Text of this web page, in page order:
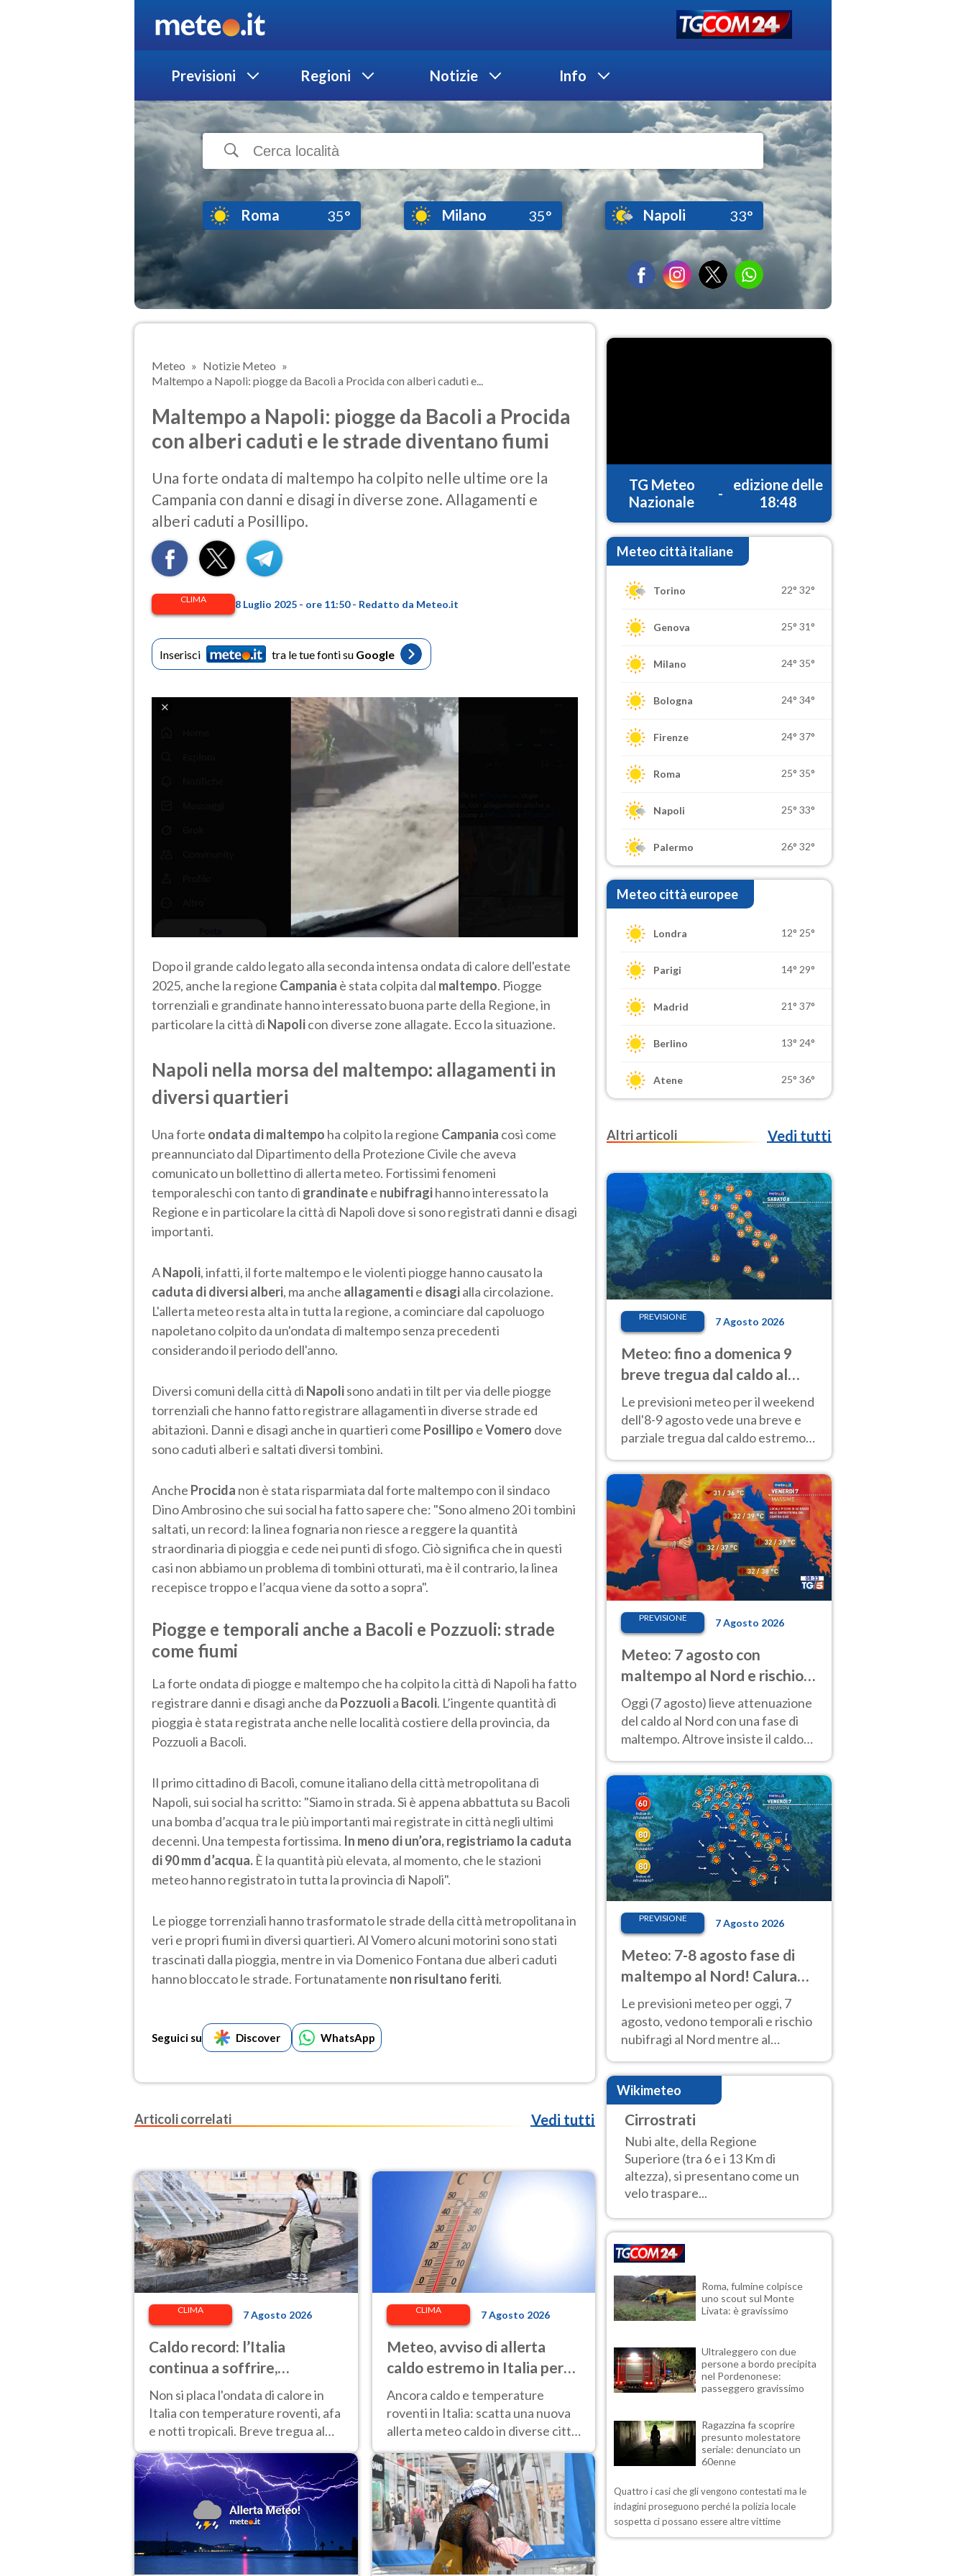
Previsioni Regioni Notizie Info
Roma 35° Milano 35° Napoli 33°
Meteo
Notizie Meteo
Maltempo a Napoli: piogge da Bacoli a Procida con alberi caduti e...
Maltempo a Napoli: piogge da Bacoli a Procida
con alberi caduti e le strade diventano fiumi
Una forte ondata di maltempo ha colpito nelle ultime ore la
Campania con danni e disagi in diverse zone. Allagamenti e
alberi caduti a Posillipo.
CLIMA 8 Luglio 2025 - ore 11:50 - Redatto da Meteo.it
Inserisci tra le tue fonti su Google
Dopo il grande caldo legato alla seconda intensa ondata di calore dell'estate
2025, anche la regione Campania è stata colpita dal maltempo. Piogge
torrenziali e grandinate hanno interessato buona parte della Regione, in
particolare la città di Napolicon diverse zone allagate. Ecco la situazione.
Napoli nella morsa del maltempo: allagamenti in
diversi quartieri
Una forte ondata di maltempo ha colpito la regione Campania così come
preannunciato dal Dipartimento della Protezione Civile che aveva
comunicato un bollettino di allerta meteo. Fortissimi fenomeni
temporaleschi con tanto di grandinatee nubifragihanno interessato la
Regione e in particolare la città di Napoli dove si sono registrati danni e disagi
importanti.
ANapoli, infatti, il forte maltempo e le violenti piogge hanno causato la
caduta di diversi alberi, ma anche allagamentie disagialla circolazione.
L'allerta meteo resta alta in tutta la regione, a cominciare dal capoluogo
napoletano colpito da un'ondata di maltempo senza precedenti
considerando il periodo dell'anno.
Diversi comuni della città di Napolisono andati in tilt per via delle piogge
torrenziali che hanno fatto registrare allagamenti in diverse strade ed
abitazioni. Danni e disagi anche in quartieri come Posillipo eVomero dove
sono caduti alberi e saltati diversi tombini.
Anche Procida non è stata risparmiata dal forte maltempo con il sindaco
Dino Ambrosino che sui social ha fatto sapere che: "Sono almeno 20 i tombini
saltati, un record: la linea fognaria non riesce a reggere la quantità
straordinaria di pioggia e cede nei punti di sfogo. Ciò significa che in questi
casi non abbiamo un problema di tombini otturati, ma è il contrario, la linea
recepisce troppo e l’acqua viene da sotto a sopra".
Piogge e temporali anche a Bacoli e Pozzuoli: strade
come fiumi
La forte ondata di piogge e maltempo che ha colpito la città di Napoli ha fatto
registrare danni e disagi anche da Pozzuolia Bacoli. L’ingente quantità di
pioggia è stata registrata anche nelle località costiere della provincia, da
Pozzuoli a Bacoli.
Il primo cittadino di Bacoli, comune italiano della città metropolitana di
Napoli, sui social ha scritto: "Siamo in strada. Si è appena abbattuta su Bacoli
una bomba d’acqua tra le più importanti mai registrate in città negli ultimi
decenni. Una tempesta fortissima. In meno di un’ora, registriamo la caduta
di 90 mm d’acqua. È la quantità più elevata, al momento, che le stazioni
meteo hanno registrato in tutta la provincia di Napoli".
Le piogge torrenziali hanno trasformato le strade della città metropolitana in
veri e propri fiumi in diversi quartieri. Al Vomero alcuni motorini sono stati
trascinati dalla pioggia, mentre in via Domenico Fontana due alberi caduti
hanno bloccato le strade. Fortunatamente non risultano feriti.
Seguici su Discover WhatsApp
Articoli correlati Vedi tutti
CLIMA 7 Agosto 2026
Caldo record: l’Italia
continua a soffrire,
temperature oltre 40°C e
afa per altri 10 giorni
Non si placa l'ondata di calore in
Italia con temperature roventi, afa
e notti tropicali. Breve tregua al
Nord.
CLIMA 7 Agosto 2026
Meteo, avviso di allerta
caldo estremo in Italia per
l'8 agosto 2026: le città a
rischio per il Ministero della
Salute
Ancora caldo e temperature
roventi in Italia: scatta una nuova
allerta meteo caldo in diverse città
contrassegnate dal bollino rosso e
giallo.
TG Meteo
Nazionale
-
edizione delle
18:48
Meteo città italiane
Torino 22° 32°
Genova 25° 31°
Milano 24° 35°
Bologna 24° 34°
Firenze 24° 37°
Roma 25° 35°
Napoli 25° 33°
Palermo 26° 32°
Meteo città europee
Londra 12° 25°
Parigi 14° 29°
Madrid 21° 37°
Berlino 13° 24°
Atene 25° 36°
Altri articoli Vedi tutti
PREVISIONE 7 Agosto 2026
Meteo: fino a domenica 9
breve tregua dal caldo al
Nord! Altrove calura e afa
Le previsioni meteo per il weekend
dell'8-9 agosto vede una breve e
parziale tregua dal caldo estremo
40 gradi.
PREVISIONE 7 Agosto 2026
Meteo: 7 agosto con
maltempo al Nord e rischio
nubifragi. Altrove caldo
estremo
Oggi (7 agosto) lieve attenuazione
del caldo al Nord con una fase di
maltempo. Altrove insiste il caldo
previsioni
PREVISIONE 7 Agosto 2026
Meteo: 7-8 agosto fase di
maltempo al Nord! Calura
fino a Ferragosto
Le previsioni meteo per oggi, 7
agosto, vedono temporali e rischio
nubifragi al Nord mentre al
Centro-Sud sole e caldo sempre
molto intenso.
Wikimeteo
Cirrostrati
Nubi alte, della Regione
Superiore (tra 6 e i 13 Km di
altezza), si presentano come un
velo traspare...
Roma, fulmine colpisce
uno scout sul Monte
Livata: è gravissimo
Ultraleggero con due
persone a bordo precipita
nel Pordenonese:
passeggero gravissimo
Ragazzina fa scoprire
presunto molestatore
seriale: denunciato un
60enne
Quattro i casi che gli vengono contestati ma le
indagini proseguono perché la polizia locale
sospetta ci possano essere altre vittime